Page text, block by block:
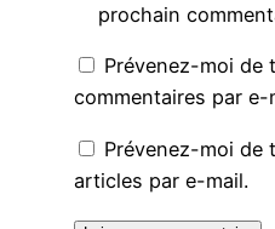
prochain
Prévenez-moi de
commentaires par e-
Prévenez-moi de
articles par e-mail.